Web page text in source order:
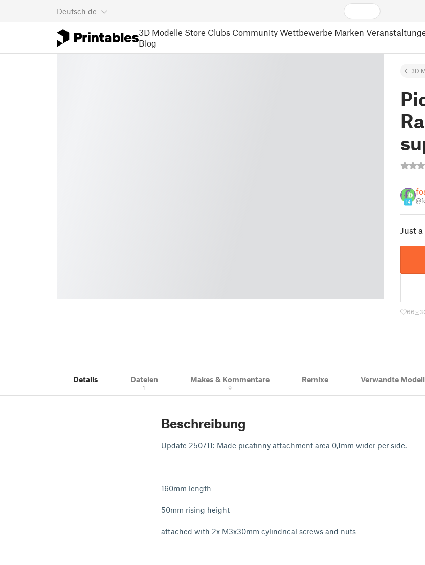
Deutsch de
3D Modelle Store Clubs Community Wettbewerbe Marken
Blog
3D
14
Just
66
Details Dateien
1
Makes & Kommentare
9
Remixe Verwandte
Beschreibung
Update 250711: Made picatinny attachment area 0,1mm wider per side.
160mm length
50mm rising height
attached with 2x M3x30mm cylindrical screws and nuts